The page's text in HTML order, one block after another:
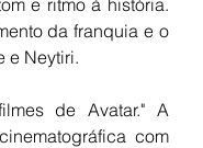
da franquia e o
e Neytiri.
de Avatar." A
com